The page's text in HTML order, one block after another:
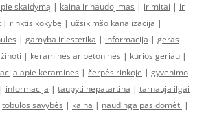
skaidymą | kaina ir naudojimas | ir mitai | ir
| rinktis kokybę | užsikimšo kanalizacija |
| gamyba ir estetika | informacija | geras
| keraminės ar betoninės | kurios geriau |
apie keramines | čerpės rinkoje | gyvenimo
| informacija | taupyti nepatartina | tarnauja ilgai
tobulos savybės | kaina | naudinga pasidomėti |